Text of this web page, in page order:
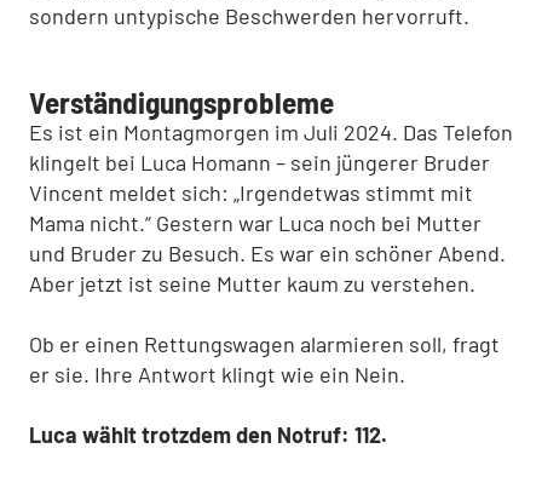
sondern untypische Beschwerden hervorruft.
Verständigungsprobleme
Es ist ein Montagmorgen im Juli 2024. Das Telefon
klingelt bei Luca Homann – sein jüngerer Bruder
Vincent meldet sich: „Irgendetwas stimmt mit
Mama nicht.“ Gestern war Luca noch bei Mutter
und Bruder zu Besuch. Es war ein schöner Abend.
Aber jetzt ist seine Mutter kaum zu verstehen.
Ob er einen Rettungswagen alarmieren soll, fragt
er sie. Ihre Antwort klingt wie ein Nein.
Luca wählt trotzdem den Notruf: 112.